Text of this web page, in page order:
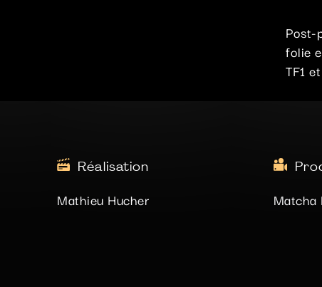
Post-
folie
TF1
Réalisation
Mathieu Hucher Matcha